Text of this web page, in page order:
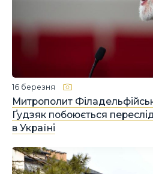
Митрополит
Ґудзяк побоюється
в Україні
16 березня